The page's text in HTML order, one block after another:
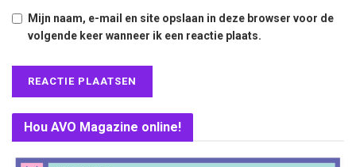
Mijn naam, e-mail en site opslaan in deze browser voor de
volgende keer wanneer ik een reactie plaats.
Hou AVO Magazine online!